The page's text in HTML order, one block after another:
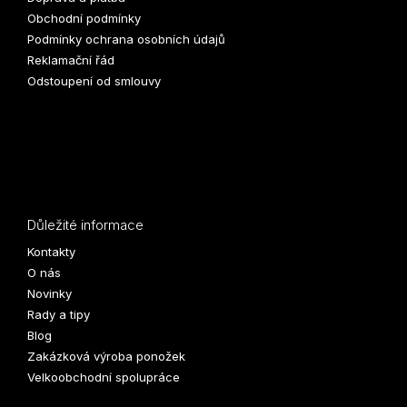
Obchodní podmínky
Podmínky ochrana osobních údajů
Reklamační řád
Odstoupení od smlouvy
Důležité informace
Kontakty
O nás
Novinky
Rady a tipy
Blog
Zakázková výroba ponožek
Velkoobchodní spolupráce